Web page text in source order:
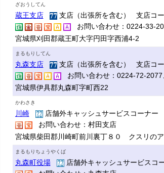
ざおうしてん
蔵王支店
支店（出張所を含む） 支店コ
お問い合わせ：0224-33-
宮城県刈田郡蔵王町大字円田字西浦4-2
まるもりしてん
丸森支店
支店（出張所を含む） 支店コ
お問い合わせ：0224-72-
宮城県伊具郡丸森町字町西22
かわさき
川崎
店舗外キャッシュサービスコーナー
お問い合わせ：村田支店
宮城県柴田郡川崎町前川裏丁８０ クスリの
まるもりちょうやくば
丸森町役場
店舗外キャッシュサービスコ